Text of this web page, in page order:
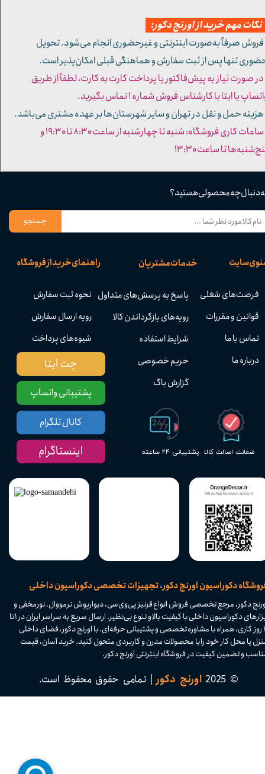
دکوراسیون اورنج دکور، تجهیزات تخصصی دکوراسیون داخلی
پشتیبانی ۲۴ ساعته ضمانت اصالت کالا
راهنمای خرید از فروشگاه
نحوه ثبت سفارش
رویه ارسال سفارش
شیوه‌های پرداخت
خدمات مشتریان
پاسخ به پرسش‌های متداول
رویه‌های بازگرداندن کالا
شرایط استفاده
حریم خصوصی
گزارش باگ
سایت
فرصت‌های شغلی
قوانین و مقررات
تماس با ما
درباره ما
دنبال چه محصولی هستید؟
جستجو
دکور، مرجع تخصصی فروش انواع قرنیز پی‌وی‌سی، دیوارپوش ترمووال، نورمخفی و
ابزارهای دکوراسیون داخلی با کیفیت بالا و تنوع بی‌نظیر. ارسال سریع به سراسر ایران در ۱ تا
۴ روز کاری، همراه با مشاوره تخصصی و پشتیبانی حرفه‌ای. با اورنج دکور، فضای داخلی
یا محل کار خود را با محصولات مدرن و کاربردی متحول کنید. خرید آسان، قیمت
و تضمین کیفیت در فروشگاه اینترنتی اورنج دکور.​​​​​​​
© 2025 اورنج دکور| تمامی حقوق محفوظ است.​​​​​​​
پشتیبانی واتساپ
چت ایتا
کانال تلگرام
اینستاگرام
مهم خرید از اورنج دکور:
صرفاً به‌صورت اینترنتی و غیرحضوری انجام می‌شود. تحویل
تنها پس از ثبت سفارش و هماهنگی قبلی امکان‌پذیر است.
صورت نیاز به پیش‌فاکتور یا پرداخت کارت به کارت، لطفاً از طریق
یا ایتا با کارشناس فروش شماره ۱ تماس بگیرید.
حمل و نقل در تهران و سایر شهرستان‌ها بر عهده مشتری می‌باشد.
- ساعات کاری فروشگاه: شنبه تا چهارشنبه از ساعت ۸:۳۰ تا ۱۹:۳۰ و
تا ساعت ۱۳:۳۰​​​​​​​